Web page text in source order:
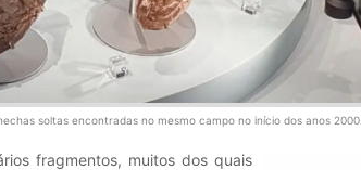
soltas encontradas no mesmo campo no início dos anos 2000.
fragmentos, muitos dos quais